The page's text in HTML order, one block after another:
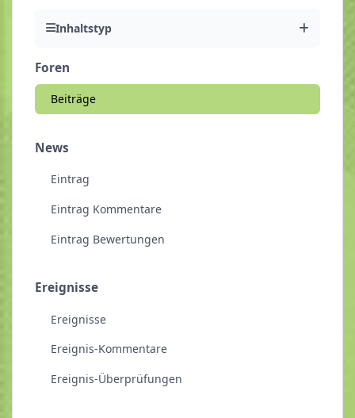
Inhaltstyp
Foren
Beiträge
News
Eintrag
Eintrag Kommentare
Eintrag Bewertungen
Ereignisse
Ereignisse
Ereignis-Kommentare
Ereignis-Überprüfungen